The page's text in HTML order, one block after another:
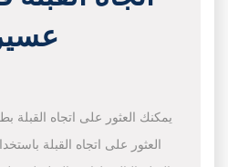
يمكنك العثور على اتجاه
العثور على اتجاه القبلة